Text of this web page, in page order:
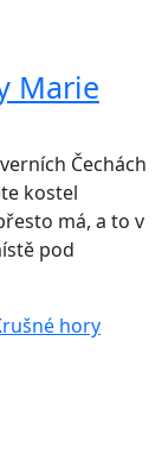
Marie
Čechách
kostel
má, a to v
pod
hory